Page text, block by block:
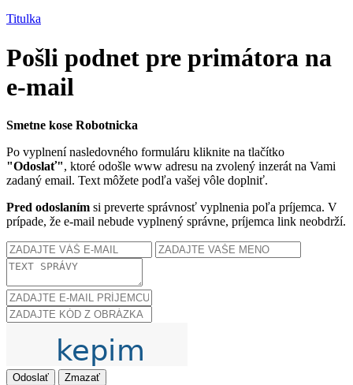
Titulka
Pošli podnet pre primátora na
e-mail
Smetne kose Robotnicka
Po vyplnení nasledovného formuláru kliknite na tlačítko
"Odoslať", ktoré odošle www adresu na zvolený inzerát na Vami
zadaný email. Text môžete podľa vašej vôle doplniť.
Pred odoslaním si preverte správnosť vyplnenia poľa príjemca. V
prípade, že e-mail nebude vyplnený správne, príjemca link neobdrží.
Odoslať Zmazať